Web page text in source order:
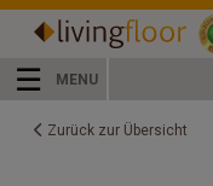
☰ MENU
Zurück zur Übersicht